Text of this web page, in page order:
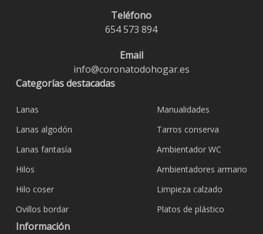
Teléfono
654 573 894
Email
info@coronatodohogar.es
Categorías destacadas
Lanas
Lanas algodón
Lanas fantasía
Hilos
Hilo coser
Ovillos bordar
Manualidades
Tarros conserva
Ambientador WC
Ambientadores armario
Limpieza calzado
Platos de plástico
Información